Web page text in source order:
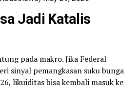
Jadi Katalis
pada makro. Jika Federal
sinyal pemangkasan suku bunga
likuiditas bisa kembali masuk ke